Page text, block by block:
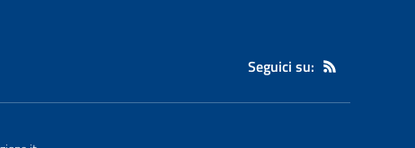
Seguici su: